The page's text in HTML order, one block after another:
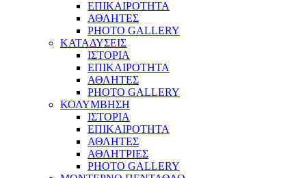
ΕΠΙΚΑΙΡΟΤΗΤΑ
ΑΘΛΗΤΕΣ
PHOTO GALLERY
ΚΑΤΑΔΥΣΕΙΣ
ΙΣΤΟΡΙΑ
ΕΠΙΚΑΙΡΟΤΗΤΑ
ΑΘΛΗΤΕΣ
PHOTO GALLERY
ΚΟΛΥΜΒΗΣΗ
ΙΣΤΟΡΙΑ
ΕΠΙΚΑΙΡΟΤΗΤΑ
ΑΘΛΗΤΕΣ
ΑΘΛΗΤΡΙΕΣ
PHOTO GALLERY